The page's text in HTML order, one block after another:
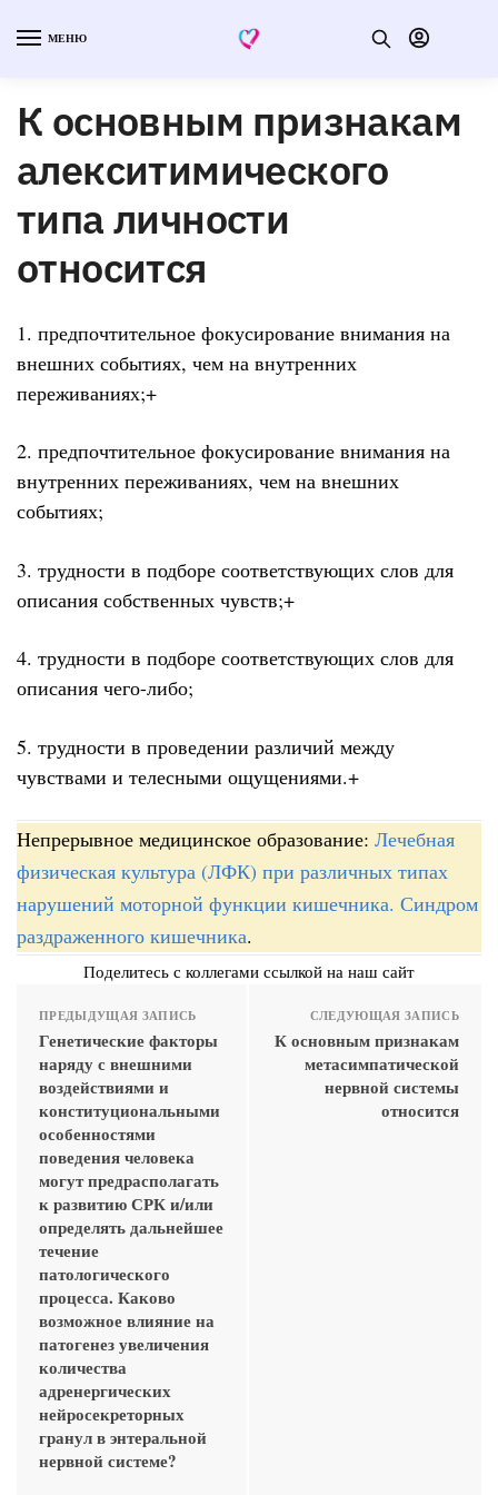
МЕНЮ
К основным признакам
алекситимического
типа личности
относится
1. предпочтительное фокусирование внимания на
внешних событиях, чем на внутренних
переживаниях;+
2. предпочтительное фокусирование внимания на
внутренних переживаниях, чем на внешних
событиях;
3. трудности в подборе соответствующих слов для
описания собственных чувств;+
4. трудности в подборе соответствующих слов для
описания чего-либо;
5. трудности в проведении различий между
чувствами и телесными ощущениями.+
Непрерывное медицинское образование: Лечебная
физическая культура (ЛФК) при различных типах
нарушений моторной функции кишечника. Синдром
раздраженного кишечника.
Поделитесь с коллегами ссылкой на наш сайт
ПРЕДЫДУЩАЯ ЗАПИСЬ
Генетические факторы
наряду с внешними
воздействиями и
конституциональными
особенностями
поведения человека
могут предрасполагать
к развитию СРК и/или
определять дальнейшее
течение
патологического
процесса. Каково
возможное влияние на
патогенез увеличения
количества
адренергических
нейросекреторных
гранул в энтеральной
нервной системе?
СЛЕДУЮЩАЯ ЗАПИСЬ
К основным признакам
метасимпатической
нервной системы
относится